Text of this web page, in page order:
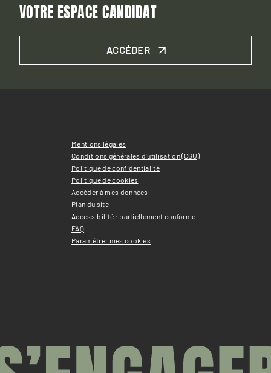
VOTRE ESPACE CANDIDAT
ACCÉDER
Mentions légales
Conditions générales d'utilisation (CGU)
Politique de confidentialité
Politique de cookies
Accéder à mes données
Plan du site
Accessibilité : partiellement conforme
FAQ
Paramétrer mes cookies